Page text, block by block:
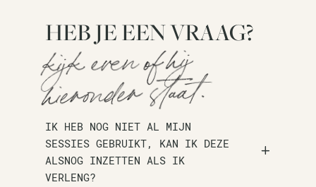
HEB JE EEN VRAAG?
kijk even of hij
hieronder staat.
IK HEB NOG NIET AL MIJN
SESSIES GEBRUIKT, KAN IK DEZE
ALSNOG INZETTEN ALS IK
VERLENG?